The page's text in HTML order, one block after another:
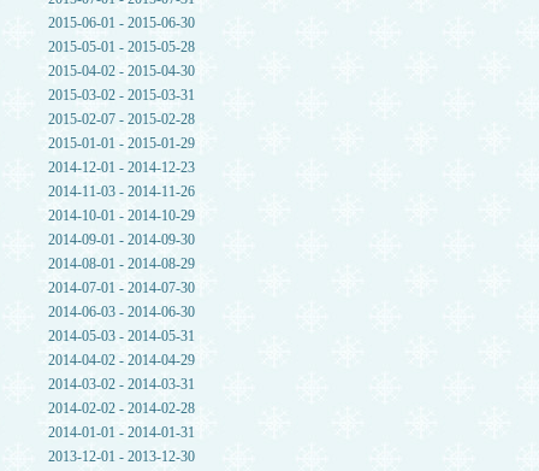
2015-06-01 - 2015-06-30
2015-05-01 - 2015-05-28
2015-04-02 - 2015-04-30
2015-03-02 - 2015-03-31
2015-02-07 - 2015-02-28
2015-01-01 - 2015-01-29
2014-12-01 - 2014-12-23
2014-11-03 - 2014-11-26
2014-10-01 - 2014-10-29
2014-09-01 - 2014-09-30
2014-08-01 - 2014-08-29
2014-07-01 - 2014-07-30
2014-06-03 - 2014-06-30
2014-05-03 - 2014-05-31
2014-04-02 - 2014-04-29
2014-03-02 - 2014-03-31
2014-02-02 - 2014-02-28
2014-01-01 - 2014-01-31
2013-12-01 - 2013-12-30